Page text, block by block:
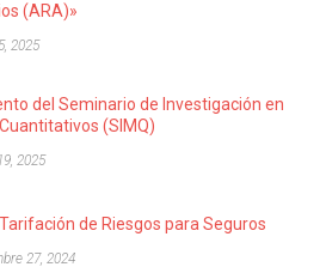
(ARA)»
2025
del Seminario de Investigación en
(SIMQ)
2025
de Riesgos para Seguros
27, 2024